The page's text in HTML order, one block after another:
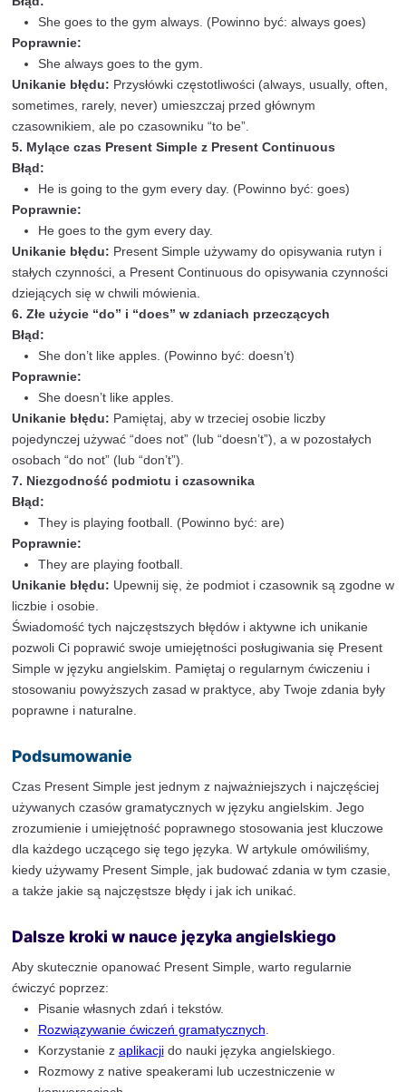
We do not (don’t) go to the gym.
He does not (doesn’t) watch movies every
Tworzenie pytań
Przykłady:
Does she work here? (Czy ona tu pracuje?)
Do they visit their grandparents often? (Czy oni
odwiedzają swoich dziadków?)
Ćwiczenie:Przekształć zdania twierdzące na pytania.
You play tennis. (Ty grasz w tenisa.)
He drives to work. (On jeździ do pracy
Odpowiedzi:
Do you play tennis?
Does he drive to work?
Do they have a dog?
Przysłówki częstotliwości w Present
Przykłady:
She always drinks coffee in the morning. (Ona
kawę rano.)
They usually go to the park on Sundays. (Oni
chodzą do parku w niedziele.)
He is never late for work. (On nigdy nie spóźnia
Ćwiczenie: Uzupełnij zdania przysłówkami
She ___ (czyta) reads books in the evening.
They ___ (chodzą) go to the cinema.
He ___ (nie spóźnia się) is late for meetings.
Odpowiedzi:
She always reads books in the evening.
They sometimes go to the cinema.
Ćwiczenie budowy zdań w Present Simple poprzez
twierdzących, przeczących oraz pytań, a także
stosowanie przysłówków częstotliwości, pozwoli Ci
opanować ten czas gramatyczny. Regularne
ćwiczeń pomoże w utrwaleniu wiedzy i zwiększy
posługiwaniu się językiem angielskim.